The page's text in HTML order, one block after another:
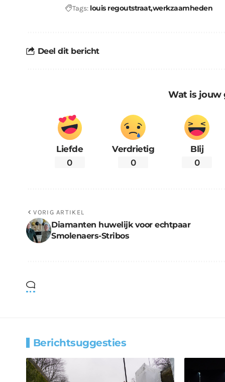
Tags: louis regoutstraatwerkzaamheden
Deel dit bericht
Wat is jouw
Liefde
0
Verdrietig
0
Blij
0
VORIG ARTIKEL
Diamanten huwelijk voor echtpaar
Smolenaers-Stribos
Berichtsuggesties